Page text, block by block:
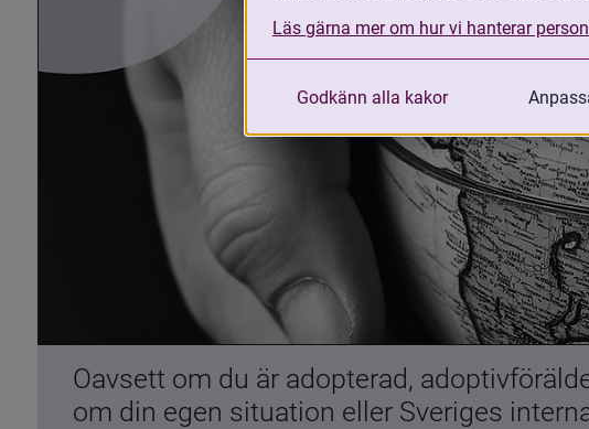
Oavsett om du är adopterad,
om din egen situation eller Sveriges
Läs gärna mer om hur vi hanterar
Godkänn alla kakor